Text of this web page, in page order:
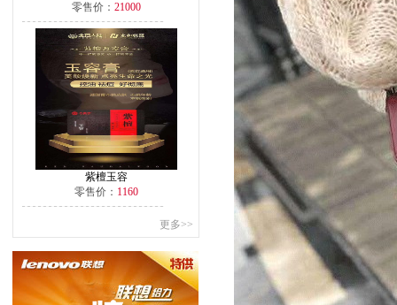
零售价： 21000
紫檀玉容
零售价： 1160
更多>>